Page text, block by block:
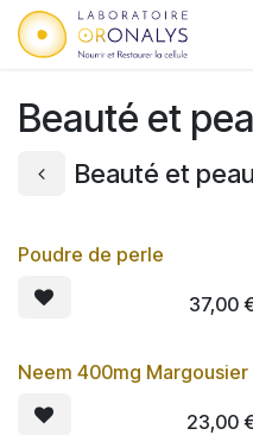
Se rendre au contenu
Beauté et
Beauté et peau
Poudre de perle
37,00
Lot de 3
Neem 400mg Margousier
23,00